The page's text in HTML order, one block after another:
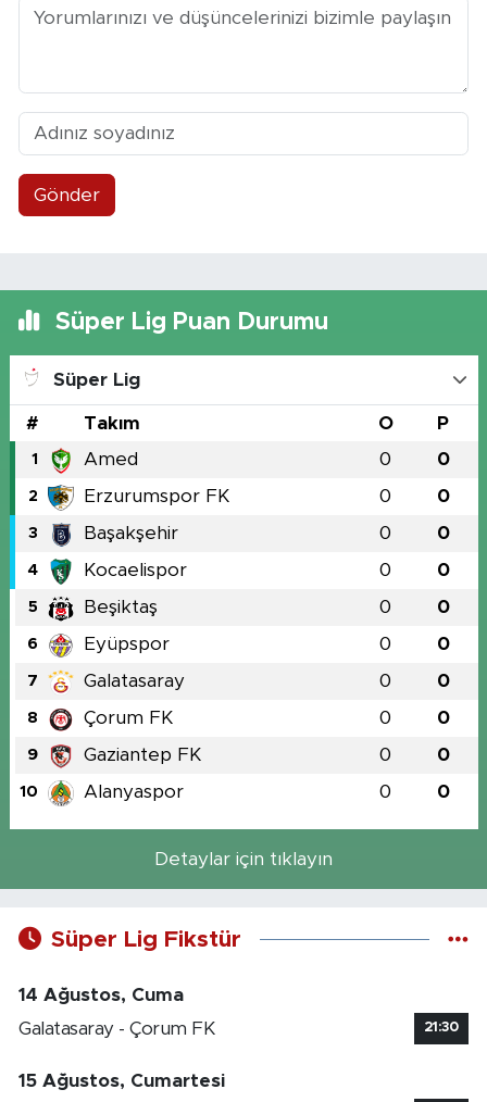
Gönder
Süper Lig Puan Durumu
Süper Lig
# Takım O P
1 Amed 0 0
2 Erzurumspor FK 0 0
3 Başakşehir 0 0
4 Kocaelispor 0 0
5 Beşiktaş 0 0
6 Eyüpspor 0 0
7 Galatasaray 0 0
8 Çorum FK 0 0
9 Gaziantep FK 0 0
10 Alanyaspor 0 0
Detaylar için tıklayın
Süper Lig Fikstür
14 Ağustos, Cuma
Galatasaray - Çorum FK
21:30
15 Ağustos, Cumartesi